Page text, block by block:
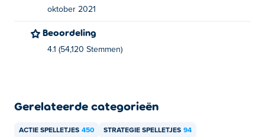
oktober 2021
Beoordeling
4.1 (54,120 Stemmen)
Gerelateerde categorieën
ACTIE SPELLETJES 450 STRATEGIE SPELLETJES 94